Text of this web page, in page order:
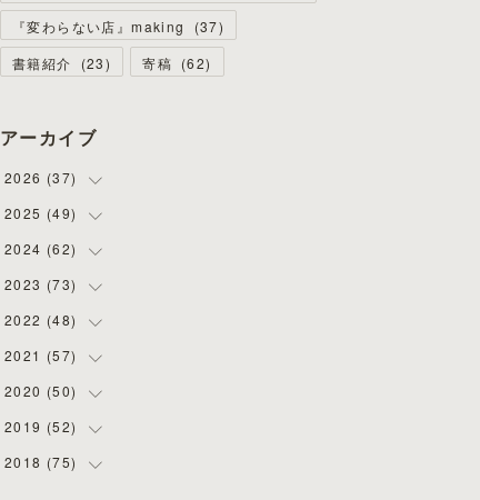
『変わらない店』making
(37)
書籍紹介
(23) 寄稿 (62)
アーカイブ
2026 (37)
(4)
(8)
(2)
( 11
(5)
(6)
( 1)
2025 (49)
(3)
(4)
( 3)
(4)
(4)
(2)
(6)
2024 (62)
(4)
(5)
(5)
(3)
(7)
(6)
2023 (73)
(8)
(6)
(7)
(5)
(7)
2022 (48)
(4)
(4)
(5)
(4)
2021 (57)
(6)
(8)
(2)
2020 (50)
(2)
(4)
2019 (52)
(10
2018 (75)